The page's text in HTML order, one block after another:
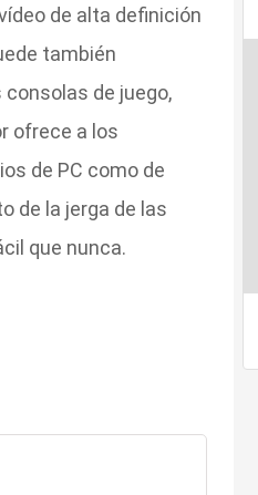
de alta definición
también
de juego,
ofrece a los
de PC como de
de la jerga de las
que nunca.